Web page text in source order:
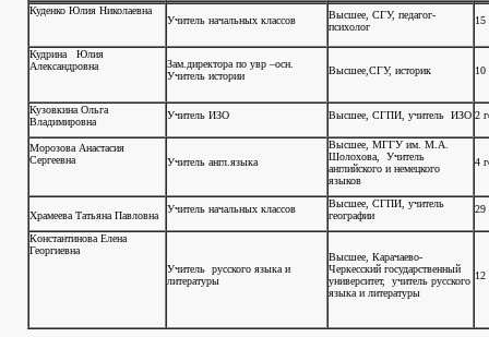
Куденко Юлия Николаевна
Учитель начальных классов
Высшее, СГУ, педагог-
психолог
15
Кудрина Юлия
Александровна
Зам.директора по увр –осн.
Учитель истории
Высшее,СГУ, историк 10
Кузовкина Ольга
Владимировна
Учитель ИЗО Высшее, СГПИ, учитель ИЗО 2
Морозова Анастасия
Сергеевна
Учитель англ.языка
Высшее, МГГУ им. М.А.
Шолохова, Учитель
английского и немецкого
языков
4
Храмеева Татьяна Павловна
Учитель начальных классов
Высшее, СГПИ, учитель
географии
29
Константинова Елена
Георгиевна
Учитель русского языка и
литературы
Высшее, Карачаево-
Черкесский государственный
университет, учитель русского
языка и литературы
12